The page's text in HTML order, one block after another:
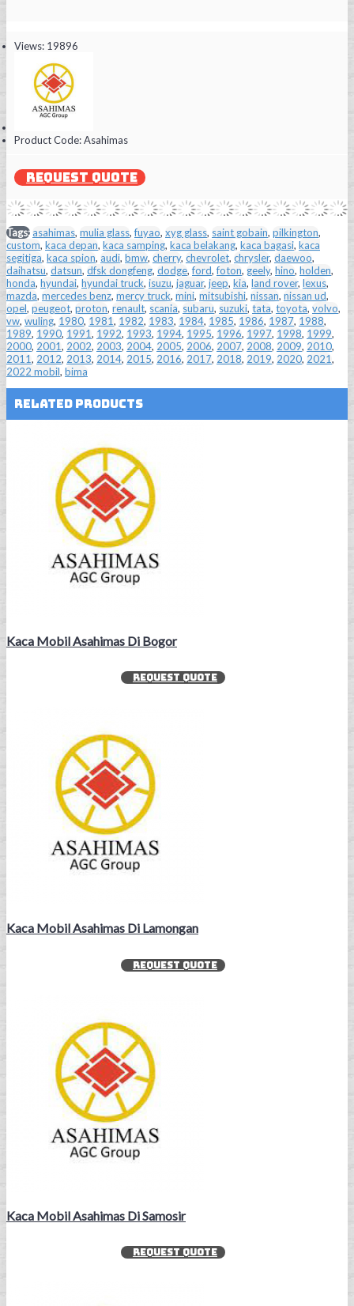
Views: 19896
Product Code:Asahimas
REQUEST QUOTE
Tags:asahimas, mulia glass,fuyao, xyg glass, saint gobain, pilkington,
custom, kaca depan, kaca samping, kaca belakang, kaca bagasi, kaca
segitiga, kaca spion, audi, bmw, cherry, chevrolet, chrysler, daewoo,
daihatsu, datsun, dfsk dongfeng, dodge,ford,foton, geely, hino, holden,
honda, hyundai, hyundai truck, isuzu, jaguar, jeep, kia, land rover, lexus,
mazda, mercedes benz, mercy truck, mini, mitsubishi, nissan, nissan ud,
opel, peugeot, proton, renault, scania, subaru, suzuki, tata, toyota, volvo,
vw, wuling, 1980, 1981, 1982, 1983, 1984, 1985, 1986, 1987, 1988,
1989, 1990, 1991, 1992, 1993, 1994, 1995, 1996, 1997, 1998, 1999,
2000, 2001, 2002, 2003, 2004, 2005, 2006, 2007, 2008, 2009, 2010,
2011, 2012, 2013, 2014, 2015, 2016, 2017, 2018, 2019, 2020, 2021,
2022 mobil, bima
Related Products
Kaca Mobil Asahimas Di Bogor
REQUEST QUOTE
Kaca Mobil Asahimas Di Lamongan
REQUEST QUOTE
Kaca Mobil Asahimas Di Samosir
REQUEST QUOTE